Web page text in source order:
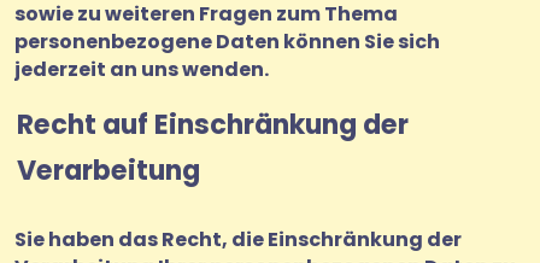
sowie zu weiteren Fragen zum Thema
personenbezogene Daten können Sie sich
jederzeit an uns wenden.
Recht auf Einschränkung der
Verarbeitung
Sie haben das Recht, die Einschränkung der